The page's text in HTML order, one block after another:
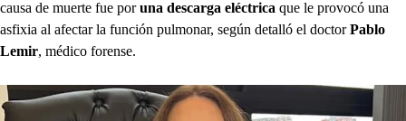
causa de muerte fue poruna descarga eléctrica que le provocó una
asfixia al afectar la función pulmonar, según detalló el doctorPablo
Lemir, médico forense.